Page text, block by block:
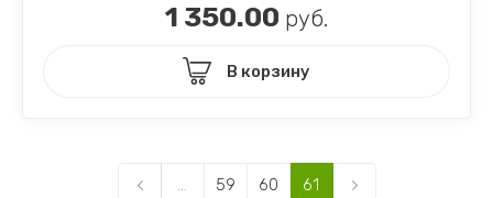
1 350.00 руб.
В корзину
... 59 60 61